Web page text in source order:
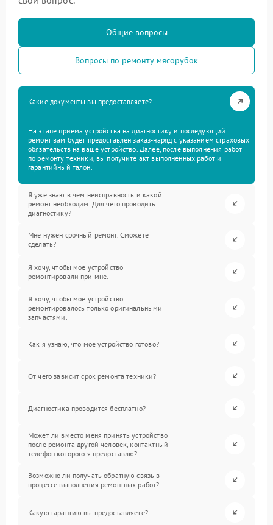
Общие вопросы
Вопросы по ремонту мясорубок
Какие документы вы предоставляете?
На этапе приема устройства на диагностику и последующий
ремонт вам будет предоставлен заказ-наряд с указанием страховых
обязательств на ваше устройство. Далее, после выполнения работ
по ремонту техники, вы получите акт выполненных работ и
гарантийный талон.
Я уже знаю в чем неисправность и какой
ремонт необходим. Для чего проводить
диагностику?
Мне нужен срочный ремонт. Сможете
сделать?
Я хочу, чтобы мое устройство
ремонтировали при мне.
Я хочу, чтобы мое устройство
ремонтировалось только оригинальными
запчастями.
Как я узнаю, что мое устройство готово?
От чего зависит срок ремонта техники?
Диагностика проводится бесплатно?
Может ли вместо меня принять устройство
после ремонта другой человек, контактный
телефон которого я предоставлю?
Возможно ли получать обратную связь в
процессе выполнения ремонтных работ?
Какую гарантию вы предоставляете?